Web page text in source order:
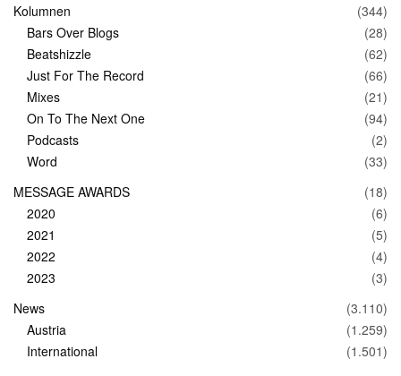
Kolumnen
(344)
Bars Over Blogs
(28)
Beatshizzle
(62)
Just For The Record
(66)
Mixes
(21)
On To The Next One
(94)
Podcasts
(2)
Word
(33)
MESSAGE AWARDS
(18)
2020
(6)
2021
(5)
2022
(4)
2023
(3)
News
(3.110)
Austria
(1.259)
International
(1.501)